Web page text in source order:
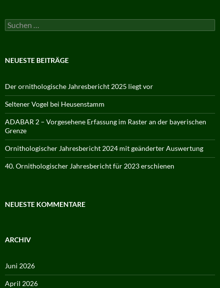
Suchen
nach:
NEUESTE BEITRÄGE
Der ornithologische Jahresbericht 2025 liegt vor
Seltener Vogel bei Heusenstamm
ADABAR 2 – Vorgesehene Erfassung im Raster an der bayerischen
Grenze
Ornithologischer Jahresbericht 2024 mit geänderter Auswertung
40. Ornithologischer Jahresbericht für 2023 erschienen
NEUESTE KOMMENTARE
ARCHIV
Juni 2026
April 2026